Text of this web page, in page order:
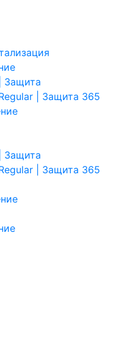
Защита
| Защита 365
Защита
| Защита 365